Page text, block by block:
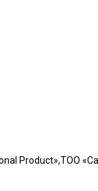
Product»,ТОО